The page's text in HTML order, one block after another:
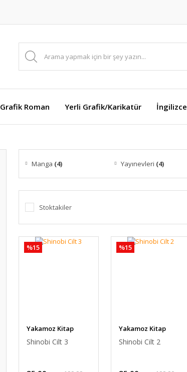
Grafik Roman Yerli Grafik/Karikatür İngilizce
Manga (4) Yayınevleri (4)
Stoktakiler
%15
Yakamoz Kitap
Shinobi Cilt 3
%15
Yakamoz Kitap
Shinobi Cilt 2